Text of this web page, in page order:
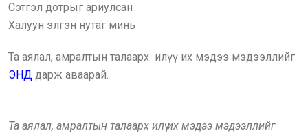
Сэтгэл дотрыг ариулсан
Халуун элгэн нутаг минь
Та аялал, амралтын талаарх илүү их мэдээ мэдээллийг
ЭНД дарж аваарай.
Та аялал, амралтын талаарх илүү их мэдээ мэдээллийг